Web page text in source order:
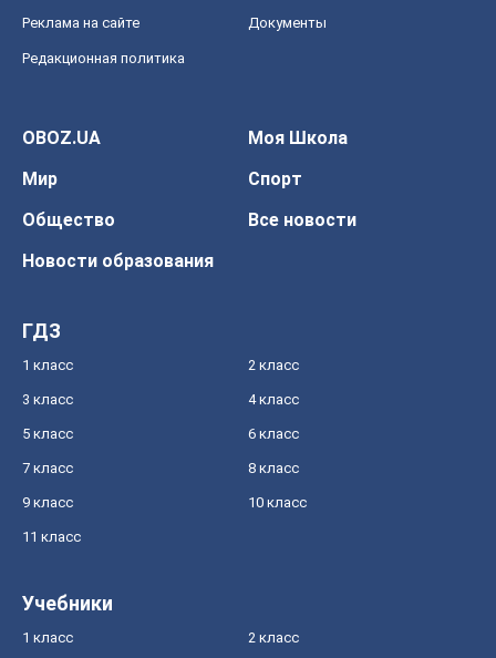
Реклама на сайте Документы
Редакционная политика
OBOZ.UA
Моя Школа
Мир
Спорт
Общество
Все новости
Новости образования
ГДЗ
1 класс 2 класс
3 класс 4 класс
5 класс 6 класс
7 класс 8 класс
9 класс 10 класс
11 класс
Учебники
1 класс 2 класс